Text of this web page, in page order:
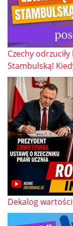
Czechy
Stambulską!
Dekalog